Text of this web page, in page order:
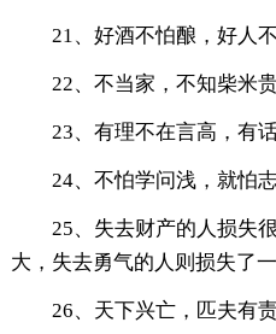
21、好酒不怕酿，好人不
22、不当家，不知柴米
23、有理不在言高，有
24、不怕学问浅，就怕志
25、失去财产的人损失
大，失去勇气的人则损失了一
26、天下兴亡，匹夫有